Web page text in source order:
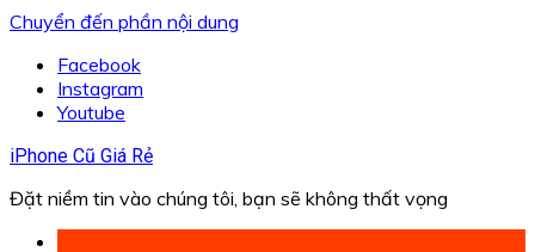
Chuyển đến phần nội dung
Facebook
Instagram
Youtube
iPhone Cũ Giá Rẻ
Đặt niềm tin vào chúng tôi, bạn sẽ không thất vọng